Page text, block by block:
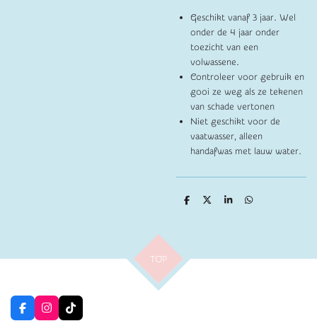
Geschikt vanaf 3 jaar. Wel
onder de 4 jaar onder
toezicht van een
volwassene.
Controleer voor gebruik en
gooi ze weg als ze tekenen
van schade vertonen
Niet geschikt voor de
vaatwasser, alleen
handafwas met lauw water.
D
D
S
D
TOP
F
I
T